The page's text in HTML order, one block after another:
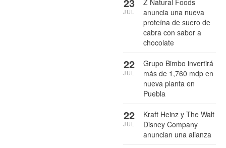
Z Natural Foods
anuncia una nueva
proteína de suero de
cabra con sabor a
chocolate
JUL
Grupo Bimbo invertirá
más de 1,760 mdp en
nueva planta en
Puebla
22
JUL
Kraft Heinz y The Walt
Disney Company
anuncian una alianza
22
JUL